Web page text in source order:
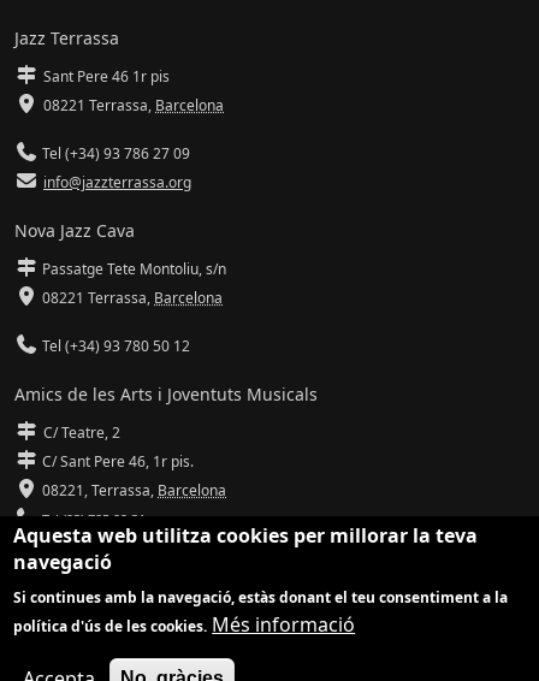
Jazz Terrassa
Sant Pere 46 1r pis
08221 Terrassa, Barcelona
Tel (+34) 93 786 27 09
info@jazzterrassa.org
Nova Jazz Cava
Passatge Tete Montoliu, s/n
08221 Terrassa, Barcelona
Tel (+34) 93 780 50 12
Amics de les Arts i Joventuts Musicals
C/ Teatre, 2
C/ Sant Pere 46, 1r pis.
08221,Terrassa, Barcelona
Tel (93) 785 92 31
info@amicsdelesarts-jjmm.cat
www.amicsdelesarts-jjmm.cat
Adaptació de
Aquesta web utilitza cookies per millorar la teva
navegació
Si continues amb la navegació, estàs donant el teu consentiment a la
política d'ús de les cookies. Més informació